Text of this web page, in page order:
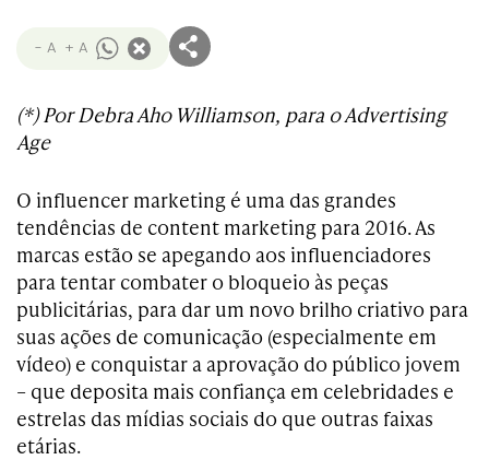
- A + A
(*) Por Debra Aho Williamson, para o Advertising
Age
O influencer marketing é uma das grandes
tendências de content marketing para 2016. As
marcas estão se apegando aos influenciadores
para tentar combater o bloqueio às peças
publicitárias, para dar um novo brilho criativo para
suas ações de comunicação (especialmente em
vídeo) e conquistar a aprovação do público jovem
– que deposita mais confiança em celebridades e
estrelas das mídias sociais do que outras faixas
etárias.